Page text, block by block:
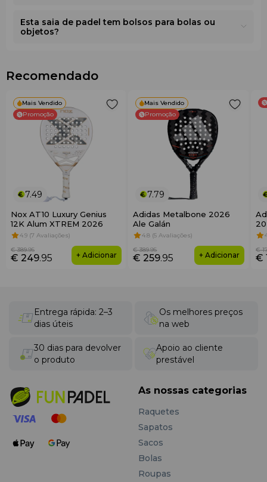
Esta saia de padel tem bolsos para bolas ou
objetos?
Recomendado
Mais Vendido
Promoção
7.49
Nox AT10 Luxury Genius
12K Alum XTREM 2026
4.9 (7 Avaliações)
€ 249.95
€ 389.95
+ Adicionar
Mais Vendido
Promoção
7.79
Adidas Metalbone 2026
Ale Galán
4.8 (5 Avaliações)
€ 259.95
€ 389.95
+ Adicionar €
€
Entrega rápida: 2–3
dias úteis
Os melhores preços
na web
30 dias para devolver
o produto
Apoio ao cliente
prestável
As nossas categorias
Raquetes
Sapatos
Sacos
Bolas
Roupas